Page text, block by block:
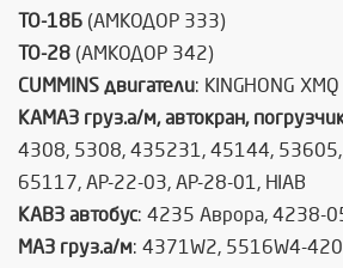
ТО-18Б (АМКОДОР 333)
ТО-28 (АМКОДОР 342)
CUMMINS двигатели: KINGHONG
КАМАЗ груз.а/м, автокран,
4308, 5308, 435231, 45144,
65117, AP-22-03, AP-28-01, HIAB
КАВЗ автобус: 4235 Аврора, 4238-
МАЗ груз.а/м: 4371W2, 5516W4-